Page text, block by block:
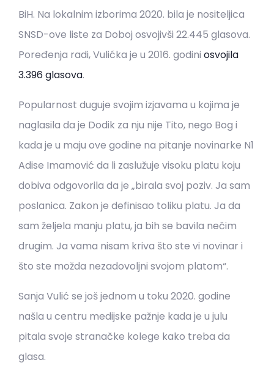
BiH. Na lokalnim izborima 2020. bila je nositeljica
SNSD-ove liste za Doboj osvojivši 22.445 glasova.
Poređenja radi, Vulićka je u 2016. godini osvojila
3.396 glasova.
Popularnost duguje svojim izjavama u kojima je
naglasila da je Dodik za nju nije Tito, nego Bog i
kada je u maju ove godine na pitanje novinarke N1
Adise Imamović da li zaslužuje visoku platu koju
dobiva odgovorila da je „birala svoj poziv. Ja sam
poslanica. Zakon je definisao toliku platu. Ja da
sam željela manju platu, ja bih se bavila nečim
drugim. Ja vama nisam kriva što ste vi novinar i
što ste možda nezadovoljni svojom platom“.
Sanja Vulić se još jednom u toku 2020. godine
našla u centru medijske pažnje kada je u julu
pitala svoje stranačke kolege kako treba da
glasa.